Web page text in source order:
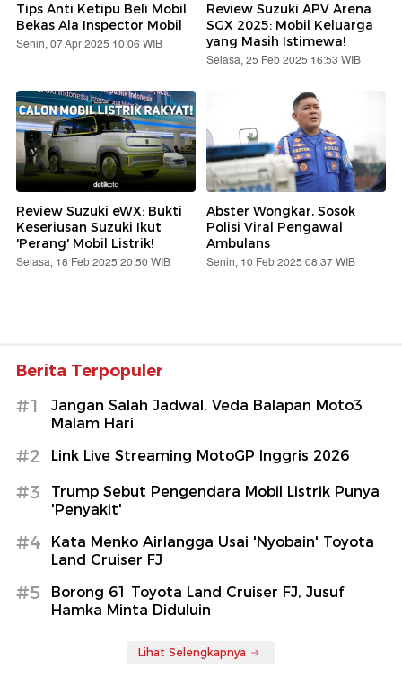
Tips Anti Ketipu Beli Mobil
Bekas Ala Inspector Mobil
Senin, 07 Apr 2025 10:06 WIB
Review Suzuki APV Arena
SGX 2025: Mobil Keluarga
yang Masih Istimewa!
Selasa, 25 Feb 2025 16:53 WIB
Review Suzuki eWX: Bukti
Keseriusan Suzuki Ikut
'Perang' Mobil Listrik!
Selasa, 18 Feb 2025 20:50 WIB
Abster Wongkar, Sosok
Polisi Viral Pengawal
Ambulans
Senin, 10 Feb 2025 08:37 WIB
Berita Terpopuler
#1
Jangan Salah Jadwal, Veda Balapan Moto3
Malam Hari
#2 Link Live Streaming MotoGP Inggris 2026
#3
Trump Sebut Pengendara Mobil Listrik Punya
'Penyakit'
#4
Kata Menko Airlangga Usai 'Nyobain' Toyota
Land Cruiser FJ
#5
Borong 61 Toyota Land Cruiser FJ, Jusuf
Hamka Minta Diduluin
Lihat Selengkapnya